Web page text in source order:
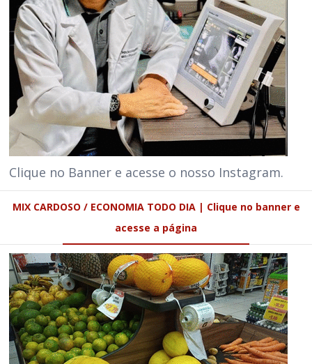
Clique no Banner e acesse o nosso Instagram.
MIX CARDOSO / ECONOMIA TODO DIA | Clique no banner e
acesse a página